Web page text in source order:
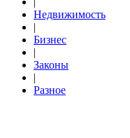
Недвижимость
|
Бизнес
|
Законы
|
Разное